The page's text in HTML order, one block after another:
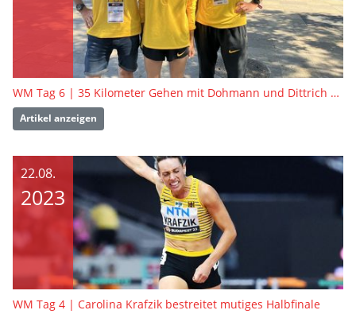
WM Tag 6 | 35 Kilometer Gehen mit Dohmann und Dittrich – Ein Rennen das alles zu bieten hatte
Artikel anzeigen
22.08.
2023
WM Tag 4 | Carolina Krafzik bestreitet mutiges Halbfinale